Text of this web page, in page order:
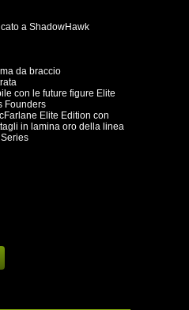
a ShadowHawk
da braccio
con le future figure Elite
Founders
Elite Edition con
in lamina oro della linea